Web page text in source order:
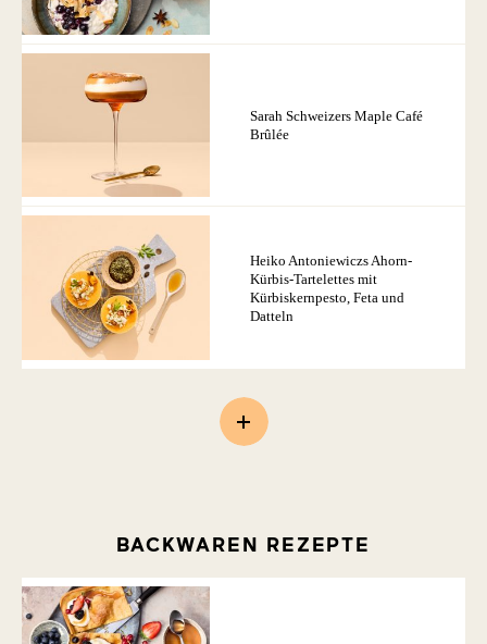
Sarah Schweizers Maple Café
Brûlée
Heiko Antoniewiczs Ahorn-
Kürbis-Tartelettes mit
Kürbiskernpesto, Feta und
Datteln
BACKWAREN REZEPTE